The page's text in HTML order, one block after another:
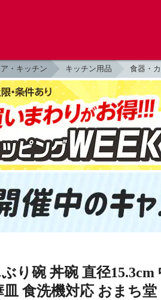
・キッチン キッチン用品 食器・
り碗 丼碗 直径
皿 食洗機対応 おまち